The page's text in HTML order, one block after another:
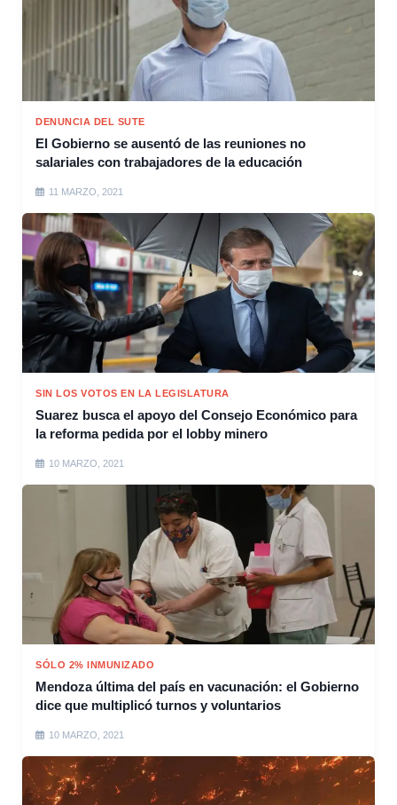
DENUNCIA DEL SUTE
El Gobierno se ausentó de las reuniones no
salariales con trabajadores de la educación
11 MARZO, 2021
SIN LOS VOTOS EN LA LEGISLATURA
Suarez busca el apoyo del Consejo Económico para
la reforma pedida por el lobby minero
10 MARZO, 2021
SÓLO 2% INMUNIZADO
Mendoza última del país en vacunación: el Gobierno
dice que multiplicó turnos y voluntarios
10 MARZO, 2021